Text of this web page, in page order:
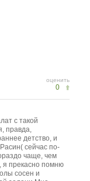
оценить
0
с такой
правда,
детство, и
сейчас по-
чаще, чем
я прекасно помню
сосен и